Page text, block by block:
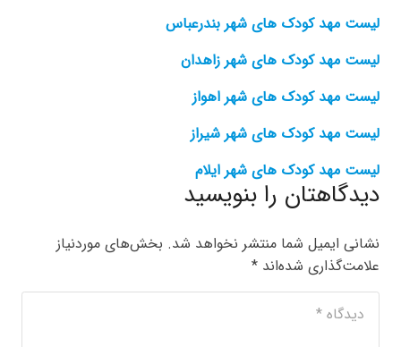
لیست مهد کودک های شهر بندرعباس
لیست مهد کودک های شهر زاهدان
لیست مهد کودک های شهر اهواز
لیست مهد کودک های شهر شیراز
لیست مهد کودک های شهر ایلام
دیدگاهتان را بنویسید
نشانی ایمیل شما منتشر نخواهد شد. بخش‌های موردنیاز
علامت‌گذاری شده‌اند *